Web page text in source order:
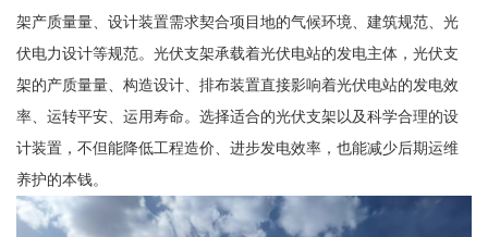
架产质量量、设计装置需求契合项目地的气候环境、建筑规范、光
伏电力设计等规范。光伏支架承载着光伏电站的发电主体，光伏支
架的产质量量、构造设计、排布装置直接影响着光伏电站的发电效
率、运转平安、运用寿命。选择适合的光伏支架以及科学合理的设
计装置，不但能降低工程造价、进步发电效率，也能减少后期运维
养护的本钱。